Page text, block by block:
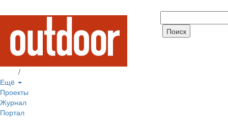
/
Ещё
Проекты
Журнал
Портал